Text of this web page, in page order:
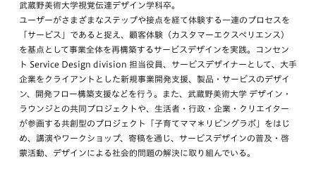
武蔵野美術大学視覚伝達デザイン学科卒。
ユーザーがさまざまなステップや接点を経て体験する一連のプロセスを
「サービス」であると捉え、顧客体験（カスタマーエクスペリエンス）
を基点として事業全体を再構築するサービスデザインを実践。コンセン
ト Service Design division 担当役員、サービスデザイナーとして、大手
企業をクライアントとした新規事業開発支援、製品・サービスのデザイ
ン、開発フロー構築支援などを行う。また、武蔵野美術大学 デザイン・
ラウンジとの共同プロジェクトや、生活者・行政・企業・クリエイター
が参画する共創型のプロジェクト「子育てママ＊リビングラボ」をはじ
め、講演やワークショップ、寄稿を通じ、サービスデザインの普及・啓
蒙活動、デザインによる社会的問題の解決に取り組んでいる。